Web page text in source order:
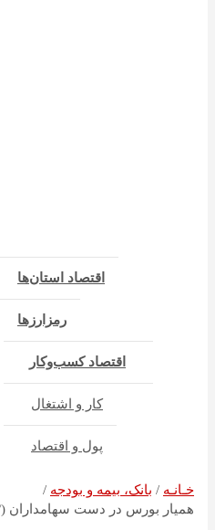
اقتصاد استان‌ها
رمزارزها
اقتصاد کسب‌و‌کار
کار و اشتغال
پول و اقتصاد
خـانـه
بانک، بیمه و بودجه
همیار بورس در دست سهامداران (۲۳ تیر)